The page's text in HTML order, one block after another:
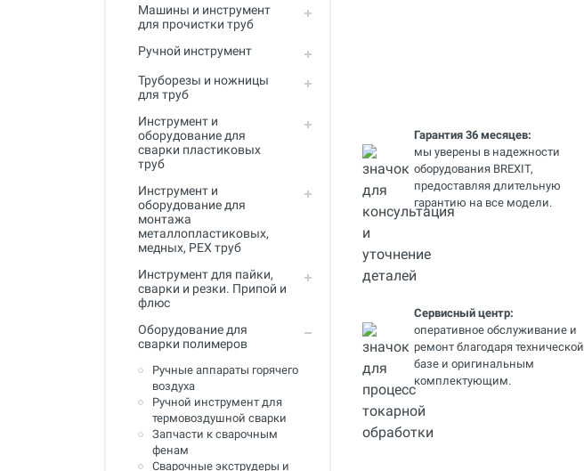
Инструмент и оборудование для
медных, PEX труб
Инструмент для пайки, сварки и
резки. Припой и флюс
Оборудование для сварки
полимеров
телеинспекции трубопроводов
Малая дорожная техника
Алмазные диски
Плиткорезы
Фаскосъемные станки
Инструмент для укладки
напольных покрытий
Строительный инструмент и
оборудование
Машины и инструмент
для прочистки труб
Ручной инструмент
Труборезы и ножницы
для труб
Инструмент и
оборудование для
сварки пластиковых
труб
Инструмент и
оборудование для
монтажа
металлопластиковых,
медных, PEX труб
Инструмент для пайки,
сварки и резки. Припой и
флюс
Оборудование для
сварки полимеров
Ручные аппараты горячего
воздуха
Ручной инструмент для
термовоздушной сварки
Запчасти к сварочным
фенам
Сварочные экструдеры и
Гарантия 36 месяцев:
мы уверены в надежности
оборудования BREXIT,
предоставляя длительную
гарантию на все модели.
Сервисный центр:
оперативное обслуживание и
ремонт благодаря технической
базе и оригинальным
комплектующим.